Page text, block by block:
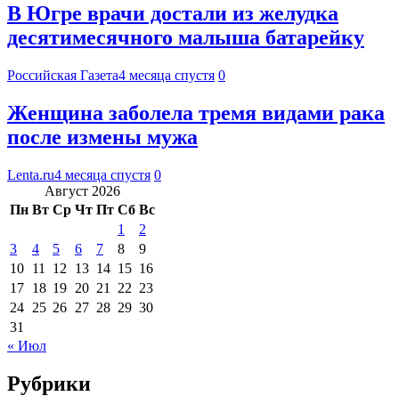
В Югре врачи достали из желудка
десятимесячного малыша батарейку
Российская Газета4 месяца спустя 0
Женщина заболела тремя видами рака
после измены мужа
Lenta.ru4 месяца спустя 0
Август 2026
Пн Вт Ср Чт Пт Сб Вс
1
2
3
4 5 6 7 8
9
10 11 12 13 14 15 16
17 18 19 20 21 22 23
24 25 26 27 28 29 30
31
« Июл
Рубрики